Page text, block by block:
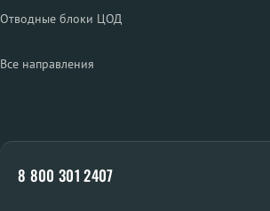
Отводные блоки ЦОД
Все направления
8 800 301 2407